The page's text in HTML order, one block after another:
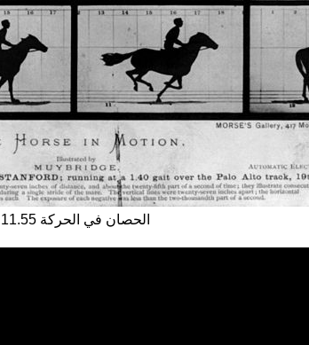
11.55 الحصان في الحركة